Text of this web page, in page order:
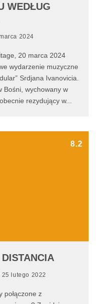
WEDŁUG
2024
20 marca 2024
wydarzenie muzyczne
Srdjana Ivanovicia.
Bośni, wychowany w
rezydujący w...
8.2
25 lutego 2022
połączone z